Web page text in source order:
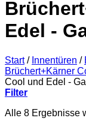
Edel -
Start / Innentüren /
Brüchert+Kärner
Cool und Edel -
Filter
Alle 8 Ergebnisse